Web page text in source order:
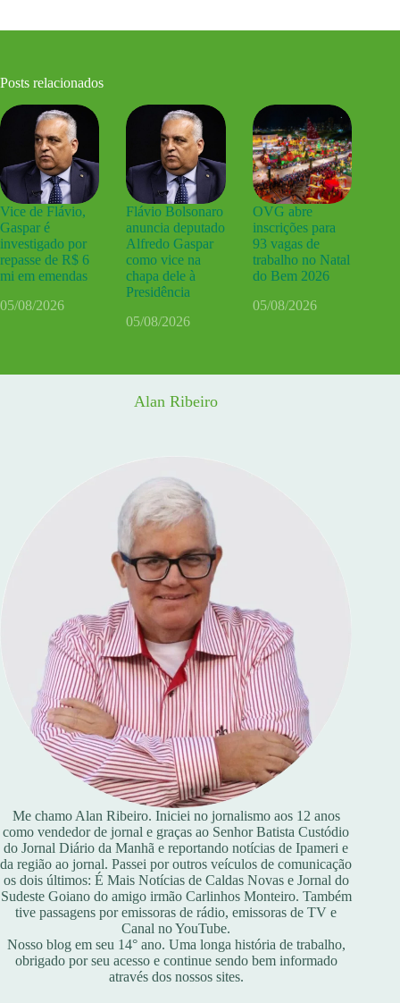
Posts relacionados
Vice de Flávio,
Gaspar é
investigado por
repasse de R$ 6
mi em emendas
05/08/2026
Flávio Bolsonaro
anuncia deputado
Alfredo Gaspar
como vice na
chapa dele à
Presidência
05/08/2026
OVG abre
inscrições para
93 vagas de
trabalho no Natal
do Bem 2026
05/08/2026
Alan Ribeiro
Me chamo Alan Ribeiro. Iniciei no jornalismo aos 12 anos
como vendedor de jornal e graças ao Senhor Batista Custódio
do Jornal Diário da Manhã e reportando notícias de Ipameri e
da região ao jornal. Passei por outros veículos de comunicação
os dois últimos: É Mais Notícias de Caldas Novas e Jornal do
Sudeste Goiano do amigo irmão Carlinhos Monteiro. Também
tive passagens por emissoras de rádio, emissoras de TV e
Canal no YouTube.
Nosso blog em seu 14° ano. Uma longa história de trabalho,
obrigado por seu acesso e continue sendo bem informado
através dos nossos sites.